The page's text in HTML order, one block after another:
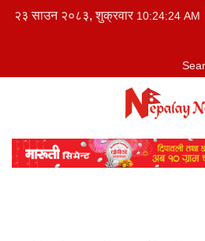
२३ साउन २०८३, शुक्रवार 10:24:25 AM